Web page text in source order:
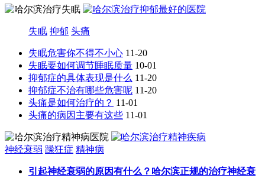
失眠 抑郁 头痛
失眠危害你不得不小心 11-20
失眠要如何调节睡眠质量 10-01
抑郁症的具体表现是什么 11-20
抑郁症不治有哪些危害呢 11-20
头痛是如何治疗的？ 11-01
头痛的病因主要有这些 11-01
神经衰弱 躁狂症 精神病
引起神经衰弱的原因有什么？哈尔滨正规的治疗神经衰